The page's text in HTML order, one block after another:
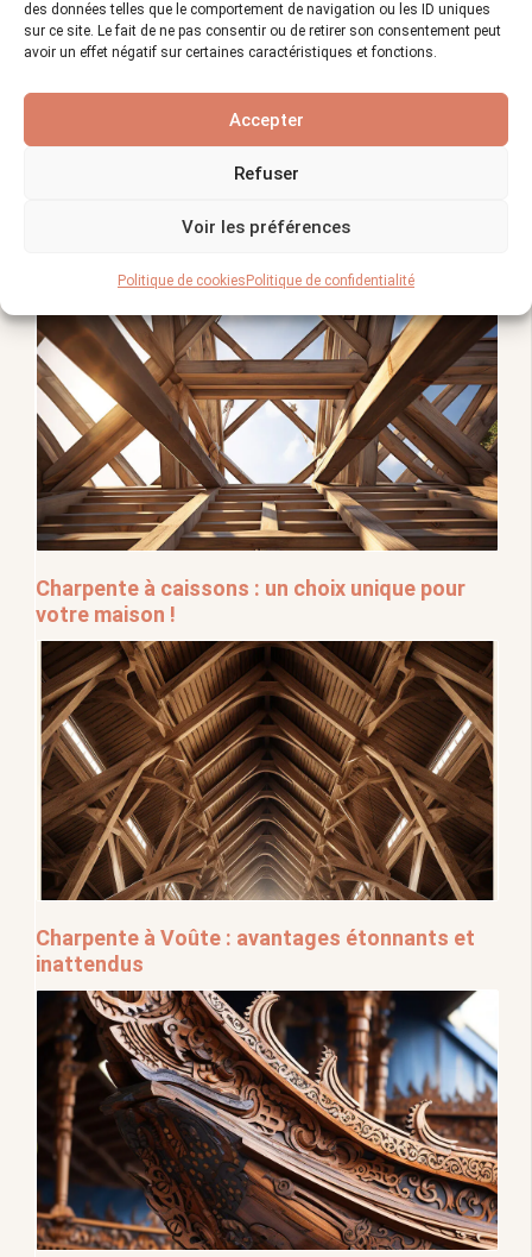
des données telles que le comportement de navigation ou les ID uniques
sur ce site. Le fait de ne pas consentir ou de retirer son consentement peut
avoir un effet négatif sur certaines caractéristiques et fonctions.
Accepter
Refuser
Voir les préférences
Politique de cookies Politique de confidentialité
Vous allez également aimer :
Charpente à caissons : un choix unique pour
votre maison !
Charpente à Voûte : avantages étonnants et
inattendus